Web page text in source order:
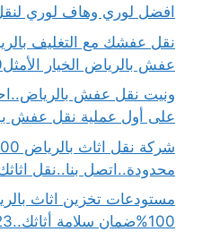
افضل لوري وهاف لوري
عفش بالرياض الخيار الأمثل100%لـنقل وتغليف العفش
على أول عملية نقل عفش
محدودة..اتصل بنا..نقل اثاثك بـ 300
مستودعات تخزين اثاث